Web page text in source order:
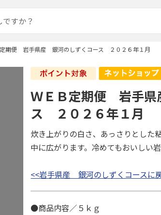
期便 岩手県産 銀河のしずくコース ２０２６年１月
ＷＥＢ定期便 岩手
ス ２０２６年１月
炊き上がりの白さ、あっさりとした
中に広がります。冷めてもおいしい
<<岩手県産 銀河のしずくコースに
●商品内容／５ｋｇ